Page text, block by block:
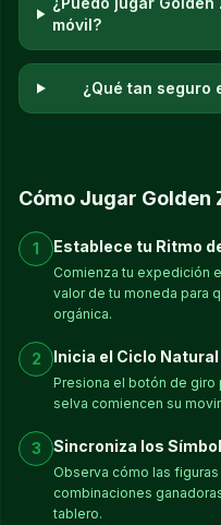
móvil?
¿Qué tan seguro
Cómo Jugar Golden
1 Establece tu Ritmo
Comienza tu expedición
valor de tu moneda para
orgánica.
2 Inicia el Ciclo Natural
Presiona el botón de giro
selva comiencen su
3 Sincroniza los
Observa cómo las
combinaciones
tablero.